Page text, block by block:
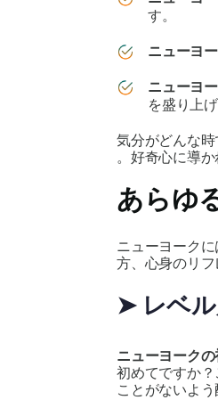
す。
ニューヨ
ニューヨ
を盛り上
気分がどんな
。好奇心に導
あらゆ
ニューヨーク
方、心身のリ
➤ レベル
ニューヨーク
初めてですか
ことがないよ